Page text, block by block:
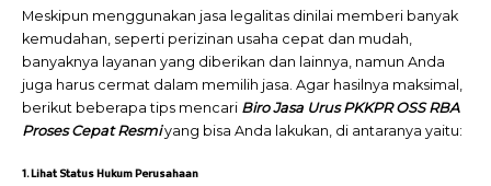
Meskipun menggunakan jasa legalitas dinilai memberi banyak
kemudahan, seperti perizinan usaha cepat dan mudah,
banyaknya layanan yang diberikan dan lainnya, namun Anda
juga harus cermat dalam memilih jasa. Agar hasilnya maksimal,
berikut beberapa tips mencari Biro Jasa Urus PKKPR OSS RBA
Proses Cepat Resmi yang bisa Anda lakukan, di antaranya yaitu:
1. Lihat Status Hukum Perusahaan